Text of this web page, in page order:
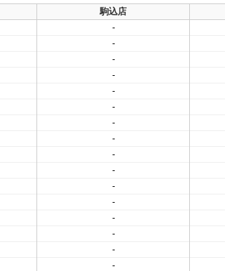
駒込店
-
-
-
-
-
-
-
-
-
-
-
-
-
-
-
-